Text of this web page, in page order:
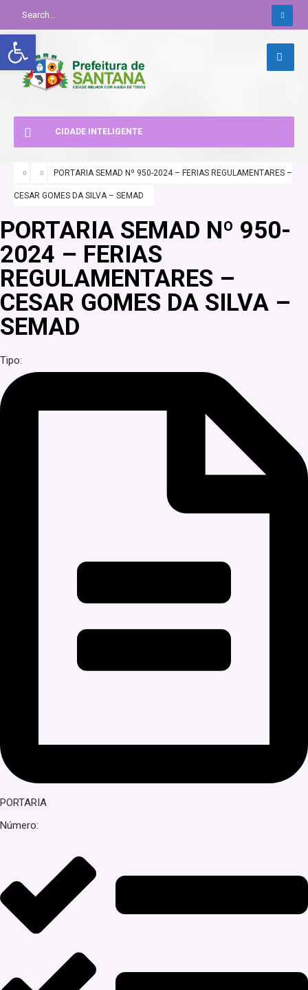
CIDADE INTELIGENTE
PORTARIA SEMAD Nº 950-2024 – FERIAS REGULAMENTARES –
CESAR GOMES DA SILVA – SEMAD
PORTARIA SEMAD Nº 950-
2024 – FERIAS
REGULAMENTARES –
CESAR GOMES DA SILVA –
SEMAD
Tipo:
PORTARIA
Número:
Abrir a barra de ferramentas